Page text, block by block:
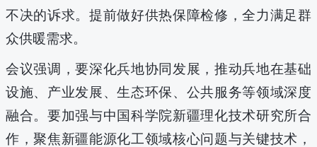
不决的诉求。 提前做好供热保障检修，全力满足群
众供暖需求。
会议强调，要深化兵地协同发展，推动兵地在基础
设施、产业发展、生态环保、公共服务等领域深度
融合。要加强与中国科学院新疆理化技术研究所合
作，聚焦新疆能源化工领域核心问题与关键技术，